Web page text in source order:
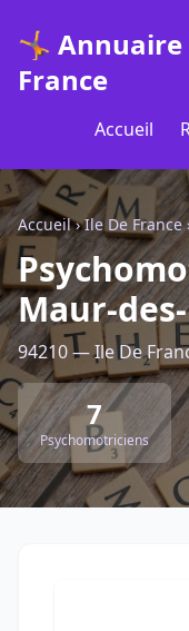
🤸
France
Accueil
Accueil›Ile De France
Maur-
94210 — Ile De
7
Psychomotriciens